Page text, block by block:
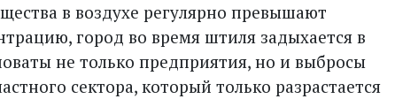
в воздухе регулярно превышают
город во время штиля задыхается в
не только предприятия, но и выбросы
сектора, который только разрастается